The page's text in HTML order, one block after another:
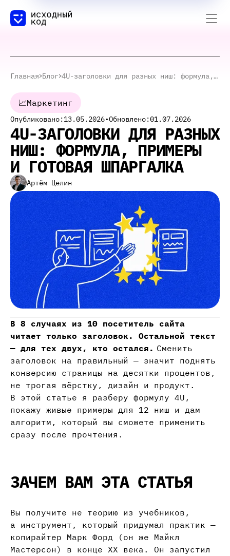
Главная Блог 4U-заголовки для разных ниш: формула, примеры и готовая шпаргалка
📈Маркетинг
Опубликовано:13.05.2026•Обновлено:01.07.2026
4U-ЗАГОЛОВКИ ДЛЯ РАЗНЫХ
НИШ: ФОРМУЛА, ПРИМЕРЫ
И ГОТОВАЯ ШПАРГАЛКА
Артём Целин
В 8 случаях из 10 посетитель сайта
читает только заголовок. Остальной текст
— для тех двух, кто остался. Сменить
заголовок на правильный — значит поднять
конверсию страницы на десятки процентов,
не трогая вёрстку, дизайн и продукт.
В этой статье я разберу формулу 4U,
покажу живые примеры для 12 ниш и дам
алгоритм, который вы сможете применить
сразу после прочтения.
ЗАЧЕМ ВАМ ЭТА СТАТЬЯ
Вы получите не теорию из учебников,
а инструмент, который придумал практик —
копирайтер Марк Форд (он же Майкл
Мастерсон) в конце XX века. Он запустил